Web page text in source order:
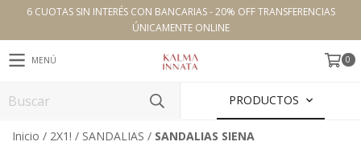
6 CUOTAS SIN INTERÉS CON BANCARIAS - 20% OFF TRANSFERENCIAS
ÚNICAMENTE ONLINE
MENÚ 0
PRODUCTOS
Inicio / 2X1! / SANDALIAS / SANDALIAS SIENA